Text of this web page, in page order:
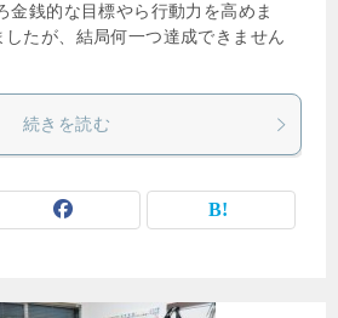
金銭的な目標やら行動力を高めま
たが、結局何一つ達成できません
続きを読む